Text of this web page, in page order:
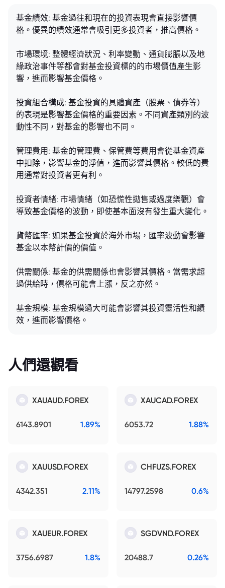
基金績效: 基金過往和現在的投資表現會直接影響價
格。優異的績效通常會吸引更多投資者，推高價格。
市場環境: 整體經濟狀況、利率變動、通貨膨脹以及地
緣政治事件等都會對基金投資標的的市場價值產生影
響，進而影響基金價格。
投資組合構成: 基金投資的具體資產（股票、債券等）
的表現是影響基金價格的重要因素。不同資產類別的波
動性不同，對基金的影響也不同。
管理費用: 基金的管理費、保管費等費用會從基金資產
中扣除，影響基金的淨值，進而影響其價格。較低的費
用通常對投資者更有利。
投資者情緒: 市場情緒（如恐慌性拋售或過度樂觀）會
導致基金價格的波動，即使基本面沒有發生重大變化。
貨幣匯率: 如果基金投資於海外市場，匯率波動會影響
基金以本幣計價的價值。
供需關係: 基金的供需關係也會影響其價格。當需求超
過供給時，價格可能會上漲，反之亦然。
基金規模: 基金規模過大可能會影響其投資靈活性和績
效，進而影響價格。
人們還觀看
XAUAUD.FOREX
6143.8901 1.89%
XAUCAD.FOREX
6053.72 1.88%
XAUUSD.FOREX
4342.351 2.11%
CHFUZS.FOREX
14797.2598 0.6%
XAUEUR.FOREX
3756.6987 1.8%
SGDVND.FOREX
20488.7 0.26%